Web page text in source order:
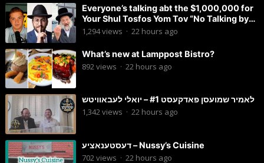
Everyone’s talking abt the $1,000,000 for
Your Shul Tosfos Yom Tov “No Talking by
Davening” movement
1,294views · 22 hours ago
What’s new at Lamppost Bistro?
892views · 22 hours ago
לאמיר שמועסן פאדקעסט #1 – יואלי לעבאוויטש
1,342views · 22 hours ago
דעסטענאציע – Nussy’s Cuisine
702views · 22 hours ago